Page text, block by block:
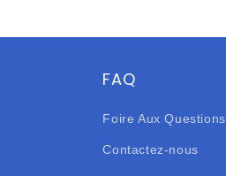
FAQ
Foire Aux Questions
Contactez-nous